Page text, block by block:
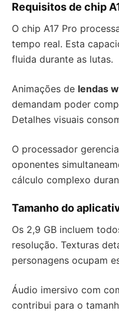
Requisitos de chip
O chip A17 Pro
tempo real. Esta
fluida durante as lutas.
Animações de lendas
demandam poder
Detalhes visuais
O processador
oponentes
cálculo complexo
Tamanho do
Os 2,9 GB incluem
resolução. Texturas
personagens ocupam
Áudio imersivo com
contribui para o